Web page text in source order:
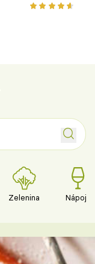
Zelenina Nápoje